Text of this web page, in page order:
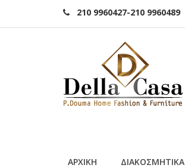
210 9960427-210 9960489
ΑΡΧΙΚΗ ΔΙΑΚΟΣΜΗΤΙΚΑ